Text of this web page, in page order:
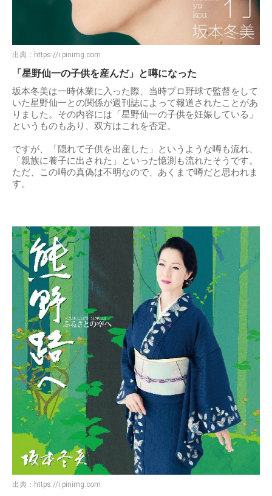
出典： https://i.pinimg.com
「星野仙一の子供を産んだ」と噂になった
坂本冬美は一時休業に入った際、当時プロ野球で監督をして
いた星野仙一との関係が週刊誌によって報道されたことがあ
りました。その内容には「星野仙一の子供を妊娠している」
というものもあり、双方はこれを否定。
ですが、「隠れて子供を出産した」というような噂も流れ、
「親族に養子に出された」といった憶測も流れたそうです。
ただ、この噂の真偽は不明なので、あくまで噂だと思われま
す。
出典： https://i.pinimg.com